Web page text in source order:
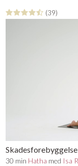
(39)
30 min Hatha med Isa